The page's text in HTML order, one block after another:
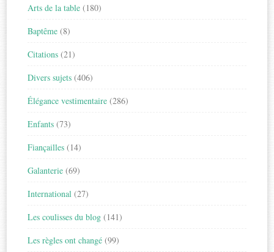
Arts de la table (180)
Baptême (8)
Citations (21)
Divers sujets (406)
Élégance vestimentaire (286)
Enfants (73)
Fiançailles (14)
Galanterie (69)
International (27)
Les coulisses du blog (141)
Les règles ont changé (99)